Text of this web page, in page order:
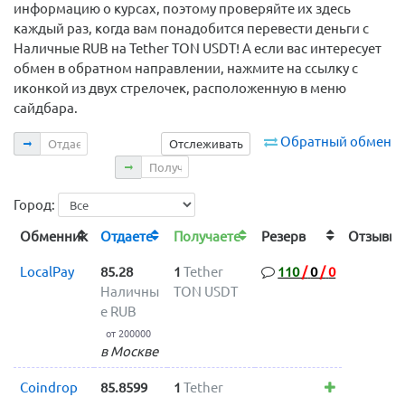
информацию о курсах, поэтому проверяйте их здесь
каждый раз, когда вам понадобится перевести деньги с
Наличные RUB на Tether TON USDT! А если вас интересует
обмен в обратном направлении, нажмите на ссылку с
иконкой из двух стрелочек, расположенную в меню
сайдбара.
Обратный обмен
Отслеживать
Отдаете
Получаете
Город:
Обменник Отдаете Получаете Резерв
LocalPay
85.28
Наличны
е RUB
от 200000
в Москве
1 Tether
TON USDT
110/0/0
Coindrop
85.8599
1 Tether